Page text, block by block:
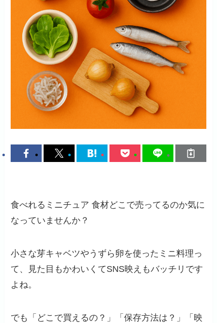
食べれるミニチュア 食材どこで売ってるのか気に
なっていませんか？
小さな芽キャベツやうずら卵を使ったミニ料理っ
て、見た目もかわいくてSNS映えもバッチリです
よね。
でも「どこで買えるの？」「保存方法は？」「映